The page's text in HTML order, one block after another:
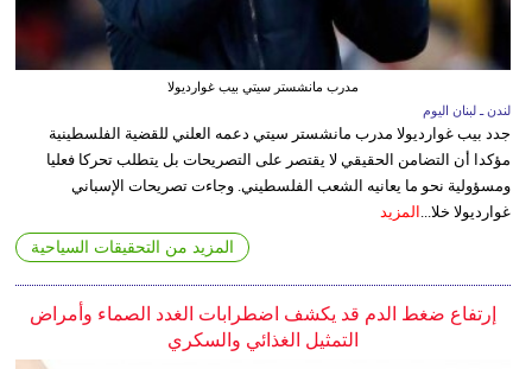
مدرب مانشستر سيتي بيب غوارديولا
لندن ـ لبنان اليوم
جدد بيب غوارديولا مدرب مانشستر سيتي دعمه العلني للقضية الفلسطينية
مؤكدا أن التضامن الحقيقي لا يقتصر على التصريحات بل يتطلب تحركا فعليا
ومسؤولية نحو ما يعانيه الشعب الفلسطيني. وجاءت تصريحات الإسباني
غوارديولا خلا...
المزيد
المزيد من التحقيقات السياحية
إرتفاع ضغط الدم قد يكشف اضطرابات الغدد الصماء وأمراض
التمثيل الغذائي والسكري